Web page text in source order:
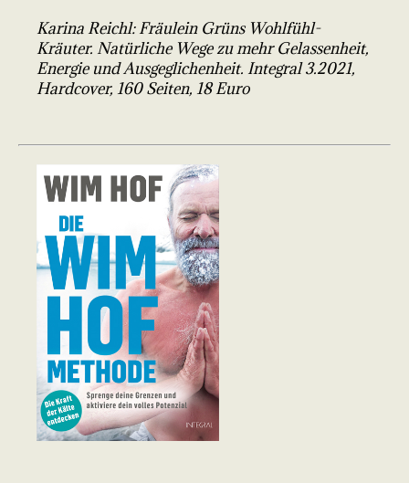
Karina Reichl: Fräulein Grüns Wohlfühl-
Kräuter. Natürliche Wege zu mehr Gelassenheit,
Energie und Ausgeglichenheit. Integral 3.2021,
Hardcover, 160 Seiten, 18 Euro